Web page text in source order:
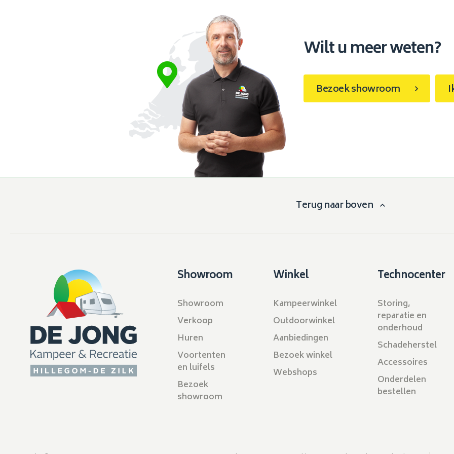
Wilt u meer weten?
Bezoek showroom
Terug naar boven
Showroom
Showroom
Verkoop
Huren
Voortenten
en luifels
Bezoek
showroom
Winkel
Kampeerwinkel
Outdoorwinkel
Aanbiedingen
Bezoek winkel
Webshops
Technocenter
Storing,
reparatie en
onderhoud
Schadeherstel
Accessoires
Onderdelen
bestellen